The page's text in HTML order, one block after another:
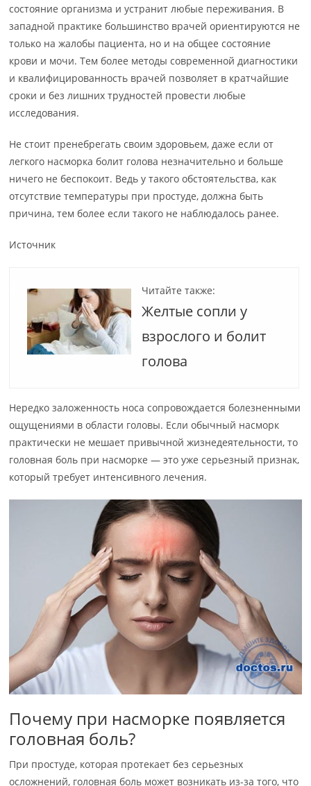
состояние организма и устранит любые переживания. В
западной практике большинство врачей ориентируются не
только на жалобы пациента, но и на общее состояние
крови и мочи. Тем более методы современной диагностики
и квалифицированность врачей позволяет в кратчайшие
сроки и без лишних трудностей провести любые
исследования.
Не стоит пренебрегать своим здоровьем, даже если от
легкого насморка болит голова незначительно и больше
ничего не беспокоит. Ведь у такого обстоятельства, как
отсутствие температуры при простуде, должна быть
причина, тем более если такого не наблюдалось ранее.
Источник
Читайте также:
Желтые сопли у
взрослого и болит
голова
Нередко заложенность носа сопровождается болезненными
ощущениями в области головы. Если обычный насморк
практически не мешает привычной жизнедеятельности, то
головная боль при насморке — это уже серьезный признак,
который требует интенсивного лечения.
Почему при насморке появляется
головная боль?
При простуде, которая протекает без серьезных
осложнений, головная боль может возникать из-за того, что